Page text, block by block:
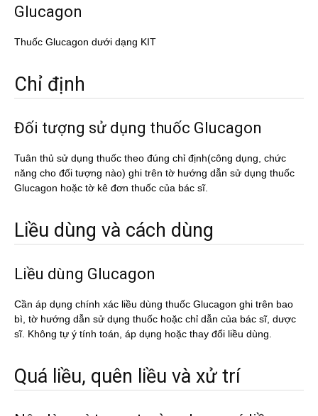
Glucagon
Thuốc Glucagon dưới dạng KIT
Chỉ định
Đối tượng sử dụng thuốc Glucagon
Tuân thủ sử dụng thuốc theo đúng chỉ định(công dụng, chức
năng cho đối tượng nào) ghi trên tờ hướng dẫn sử dụng thuốc
Glucagon hoặc tờ kê đơn thuốc của bác sĩ.
Liều dùng và cách dùng
Liều dùng Glucagon
Cần áp dụng chính xác liều dùng thuốc Glucagon ghi trên bao
bì, tờ hướng dẫn sử dụng thuốc hoặc chỉ dẫn của bác sĩ, dược
sĩ. Không tự ý tính toán, áp dụng hoặc thay đổi liều dùng.
Quá liều, quên liều và xử trí